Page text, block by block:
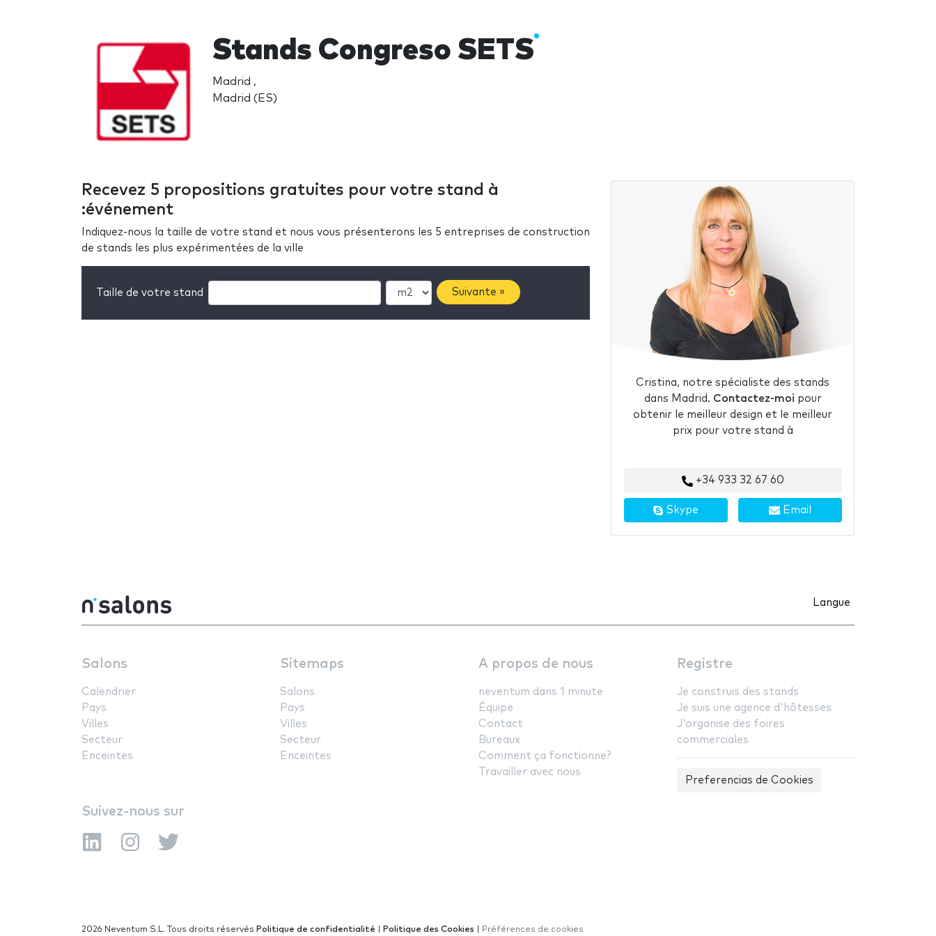
Stands Congreso SETS
Madrid ,
Madrid (ES)
Recevez 5 propositions gratuites pour votre stand à
:événement
Indiquez-nous la taille de votre stand et nous vous présenterons les 5 entreprises de construction
de stands les plus expérimentées de la ville
Taille de votre stand Suivante »
Cristina, notre spécialiste des stands
dans Madrid. Contactez-moi pour
obtenir le meilleur design et le meilleur
prix pour votre stand à
+34 933 32 67 60
Skype Email
Langue
Salons
Calendrier
Pays
Villes
Secteur
Enceintes
Sitemaps
Salons
Pays
Villes
Secteur
Enceintes
A propos de nous
neventum dans 1 minute
Équipe
Contact
Bureaux
Comment ça fonctionne?
Travailler avec nous
Registre
Je construis des stands
Je suis une agence d'hôtesses
J'organise des foires
commerciales
Preferencias de Cookies
Suivez-nous sur
2026 Neventum S.L. Tous droits réservés Politique de confidentialité Politique des Cookies Préférences de cookies